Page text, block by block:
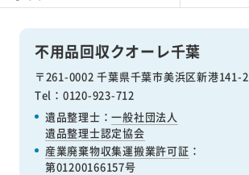
不用品回収クオーレ千葉
〒261-0002 千葉県千葉市美浜区新港141-2
Tel：0120-923-712
遺品整理士：一般社団法人
遺品整理士認定協会
産業廃棄物収集運搬業許可証 ：
第01200166157号